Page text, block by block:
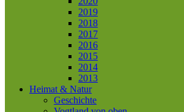
2019
2018
2017
2016
2015
2014
2013
Heimat & Natur
Geschichte